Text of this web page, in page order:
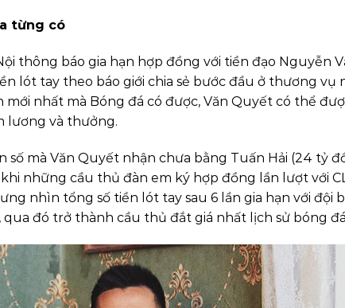
từng có
thông báo gia hạn hợp đồng với tiền đạo Nguyễn
lót tay theo báo giới chia sẻ bước đầu ở thương vụ
nhất mà Bóng đá có được, Văn Quyết có thể
lương và thưởng.
số mà Văn Quyết nhận chưa bằng Tuấn Hải (24 tỷ
những cầu thủ đàn em ký hợp đồng lần lượt với
nhìn tổng số tiền lót tay sau 6 lần gia hạn với đội
đó trở thành cầu thủ đắt giá nhất lịch sử bóng